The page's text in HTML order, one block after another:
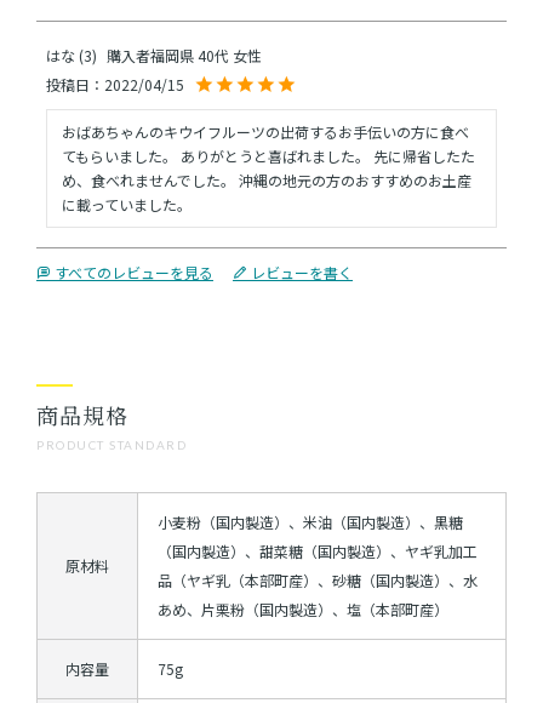
はな 3 購入者福岡県40代 女性
投稿日
2022/04/15
おばあちゃんのキウイフルーツの出荷するお手伝いの方に食べ
てもらいました。 ありがとうと喜ばれました。 先に帰省したた
め、食べれませんでした。 沖縄の地元の方のおすすめのお土産
に載っていました。
すべてのレビューを見る レビューを書く
PRODUCT STANDARD
商品規格
原材料
小麦粉（国内製造）、米油（国内製造）、黒糖
（国内製造）、甜菜糖（国内製造）、ヤギ乳加工
品（ヤギ乳（本部町産）、砂糖（国内製造）、水
あめ、片栗粉（国内製造）、塩（本部町産）
内容量 75g